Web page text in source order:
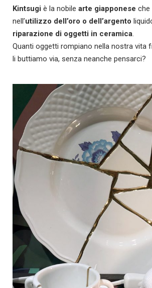
Kintsugi è la nobile arte giapponese che
nell’utilizzo dell’oro o dell’argento
riparazione di oggetti in ceramica.
Quanti oggetti rompiano nella nostra vita
li buttiamo via, senza neanche pensarci?